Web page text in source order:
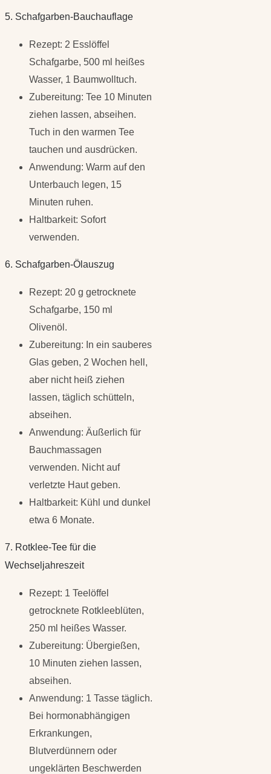
5. Schafgarben-Bauchauflage
Rezept: 2 Esslöffel
Schafgarbe, 500 ml heißes
Wasser, 1 Baumwolltuch.
Zubereitung: Tee 10 Minuten
ziehen lassen, abseihen.
Tuch in den warmen Tee
tauchen und ausdrücken.
Anwendung: Warm auf den
Unterbauch legen, 15
Minuten ruhen.
Haltbarkeit: Sofort
verwenden.
6. Schafgarben-Ölauszug
Rezept: 20 g getrocknete
Schafgarbe, 150 ml
Olivenöl.
Zubereitung: In ein sauberes
Glas geben, 2 Wochen hell,
aber nicht heiß ziehen
lassen, täglich schütteln,
abseihen.
Anwendung: Äußerlich für
Bauchmassagen
verwenden. Nicht auf
verletzte Haut geben.
Haltbarkeit: Kühl und dunkel
etwa 6 Monate.
7. Rotklee-Tee für die
Wechseljahreszeit
Rezept: 1 Teelöffel
getrocknete Rotkleeblüten,
250 ml heißes Wasser.
Zubereitung: Übergießen,
10 Minuten ziehen lassen,
abseihen.
Anwendung: 1 Tasse täglich.
Bei hormonabhängigen
Erkrankungen,
Blutverdünnern oder
ungeklärten Beschwerden